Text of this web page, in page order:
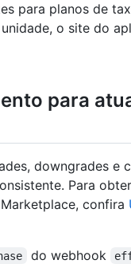
para planos de
o site do
para
downgrades e
Para
confira
do webhook